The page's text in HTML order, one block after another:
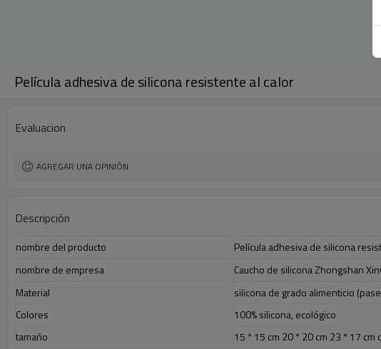
Película adhesiva de silicona resistente al calor
Evaluacion
AGREGAR UNA OPINIÓN
Descripción
nombre del producto
Película adhesiva de silicona
nombre de empresa
Caucho de silicona Zhongshan
Material
silicona de grado alimenticio (pase
Colores
100% silicona, ecológico
tamaño
15 * 15 cm 20 * 20 cm 23 * 17 cm